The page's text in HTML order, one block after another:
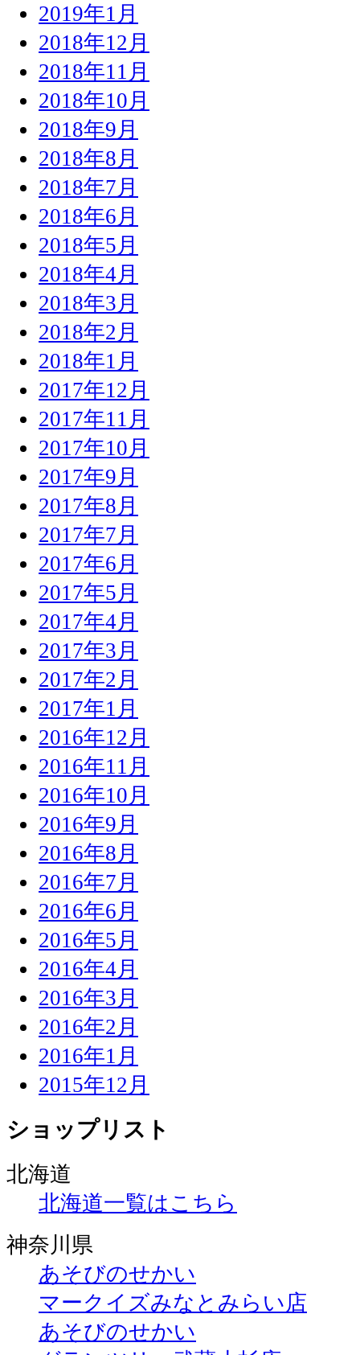
2019年1月
2018年12月
2018年11月
2018年10月
2018年9月
2018年8月
2018年7月
2018年6月
2018年5月
2018年4月
2018年3月
2018年2月
2018年1月
2017年12月
2017年11月
2017年10月
2017年9月
2017年8月
2017年7月
2017年6月
2017年5月
2017年4月
2017年3月
2017年2月
2017年1月
2016年12月
2016年11月
2016年10月
2016年9月
2016年8月
2016年7月
2016年6月
2016年5月
2016年4月
2016年3月
2016年2月
2016年1月
2015年12月
ショップリスト
北海道
北海道一覧はこちら
神奈川県
あそびのせかい
マークイズみなとみらい店
あそびのせかい